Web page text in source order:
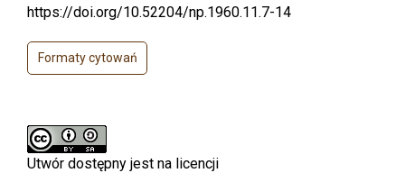
https://doi.org/10.52204/np.1960.11.7-14
Formaty cytowań
Utwór dostępny jest na licencji